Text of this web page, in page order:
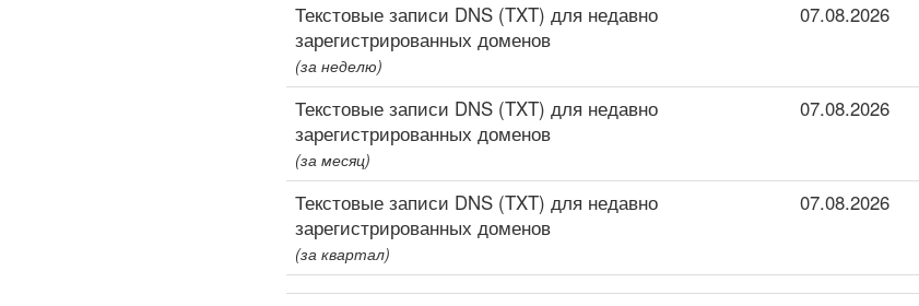
Текстовые записи DNS (TXT) для недавно
зарегистрированных доменов
(за неделю)
07.08.2026
Текстовые записи DNS (TXT) для недавно
зарегистрированных доменов
(за месяц)
07.08.2026
Текстовые записи DNS (TXT) для недавно
зарегистрированных доменов
(за квартал)
07.08.2026